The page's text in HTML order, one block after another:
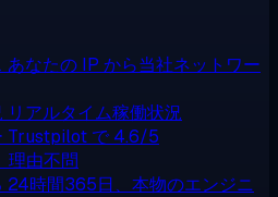
あなたの IP から当社ネットワー
リアルタイム稼働状況
Trustpilot で 4.6/5
理由不問
24時間365日、本物のエンジニ